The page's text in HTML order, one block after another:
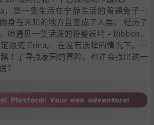
，是一隻生活在宁静生活的普通兔子…
身在未知的地方且变成了人类。 经历了
她遇见一隻活泼的粉髮妖精 – Ribbon，
跟随 Erina。 在没有选择的情况下。一
上了寻找家园的冒险。也许会找出这一
？